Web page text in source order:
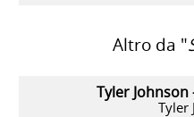
Altro da "
Tyler Johnson
Tyler